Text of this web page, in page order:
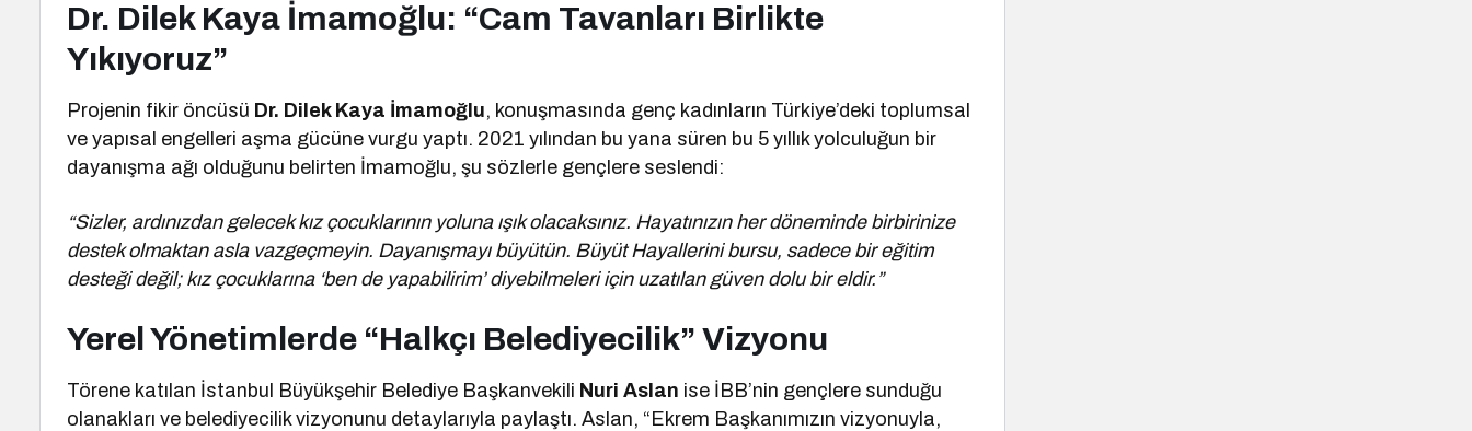
Dr. Dilek Kaya İmamoğlu: “Cam Tavanları Birlikte
Yıkıyoruz”
Projenin fikir öncüsü Dr. Dilek Kaya İmamoğlu, konuşmasında genç kadınların Türkiye’deki toplumsal
ve yapısal engelleri aşma gücüne vurgu yaptı. 2021 yılından bu yana süren bu 5 yıllık yolculuğun bir
dayanışma ağı olduğunu belirten İmamoğlu, şu sözlerle gençlere seslendi:
“Sizler, ardınızdan gelecek kız çocuklarının yoluna ışık olacaksınız. Hayatınızın her döneminde birbirinize
destek olmaktan asla vazgeçmeyin. Dayanışmayı büyütün. Büyüt Hayallerini bursu, sadece bir eğitim
desteği değil; kız çocuklarına ‘ben de yapabilirim’ diyebilmeleri için uzatılan güven dolu bir eldir.”
Yerel Yönetimlerde “Halkçı Belediyecilik” Vizyonu
Törene katılan İstanbul Büyükşehir Belediye Başkanvekili Nuri Aslan ise İBB’nin gençlere sunduğu
olanakları ve belediyecilik vizyonunu detaylarıyla paylaştı. Aslan, “Ekrem Başkanımızın vizyonuyla,